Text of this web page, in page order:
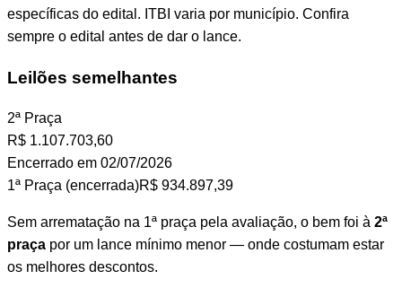
específicas do edital. ITBI varia por município. Confira
sempre o edital antes de dar o lance.
Leilões semelhantes
2ª Praça
R$ 1.107.703,60
Encerrado em 02/07/2026
1ª Praça (encerrada)R$ 934.897,39
Sem arrematação na 1ª praça pela avaliação, o bem foi à 2ª
praça por um lance mínimo menor — onde costumam estar
os melhores descontos.